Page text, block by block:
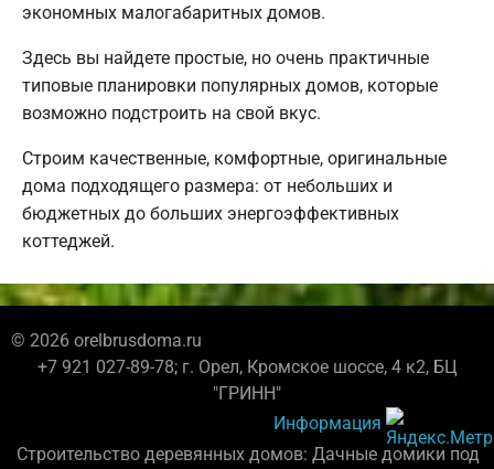
экономных малогабаритных домов.
Здесь вы найдете простые, но очень практичные
типовые планировки популярных домов, которые
возможно подстроить на свой вкус.
Строим качественные, комфортные, оригинальные
дома подходящего размера: от небольших и
бюджетных до больших энергоэффективных
коттеджей.
© 2026 orelbrusdoma.ru
+7 921 027-89-78; г. Орел, Кромское шоссе, 4 к2, БЦ
"ГРИНН"
Информация
Строительство деревянных домов: Дачные домики под